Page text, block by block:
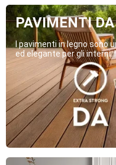
PAVIMENTI
I pavimenti in legno sono
ed elegante per gli interni.